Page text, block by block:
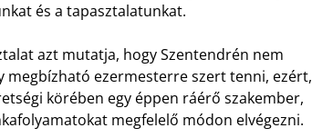
és a tapasztalatunkat.
azt mutatja, hogy Szentendrén nem
megbízható ezermesterre szert tenni, ezért,
körében egy éppen ráérő szakember,
megfelelő módon elvégezni.